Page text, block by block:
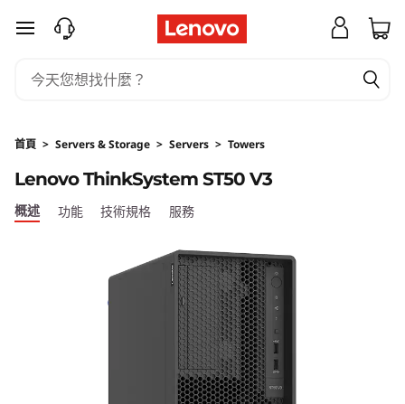
專
型
辦
公
跳至主要內容
首頁 > Servers & Storage > Servers > Towers
Lenovo ThinkSystem ST50 V3
概述 功能 技術規格 服務